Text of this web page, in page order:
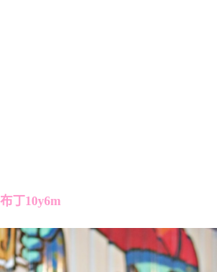
布丁10y6m